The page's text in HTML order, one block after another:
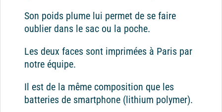
Son poids plume lui permet de se faire
oublier dans le sac ou la poche.
Les deux faces sont imprimées à Paris par
notre équipe.
Il est de la même composition que les
batteries de smartphone (lithium polymer).